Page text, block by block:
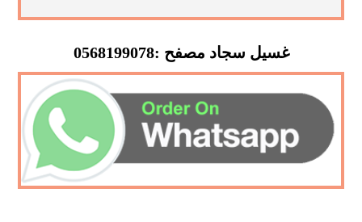
غسيل سجاد مصفح :0568199078